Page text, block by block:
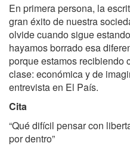
En primera persona, la
gran éxito de nuestra
olvide cuando sigue
hayamos borrado esa
porque estamos recibiendo
clase: económica y de
entrevista en El País.
Cita
“Qué difícil pensar con
por dentro”